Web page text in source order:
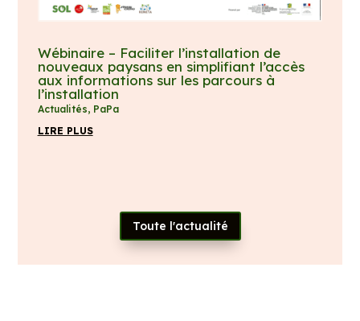
Wébinaire – Faciliter l’installation de
nouveaux paysans en simplifiant l’accès
aux informations sur les parcours à
l’installation
Actualités, PaPa
LIRE PLUS
Toute l'actualité